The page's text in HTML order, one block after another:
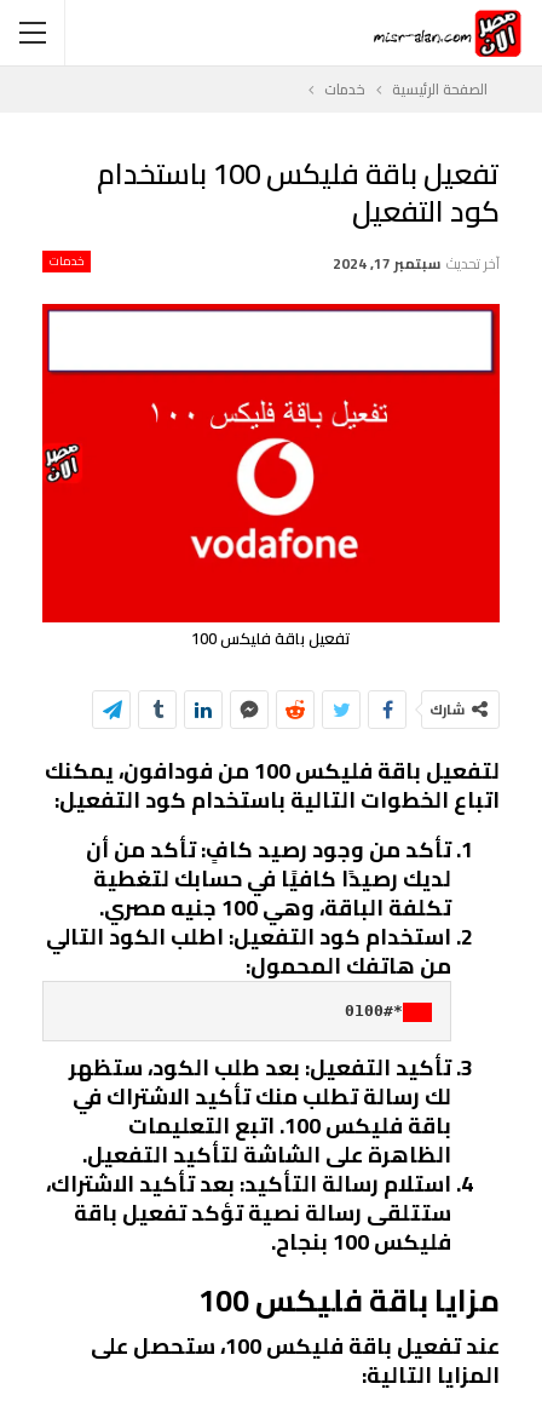
الصفحة الرئيسية خدمات
تفعيل باقة فليكس 100 باستخدام
كود التفعيل
خدمات آخر تحديث سبتمبر 17, 2024
تفعيل باقة فليكس 100
شارك
لتفعيل باقة فليكس 100 من فودافون، يمكنك
اتباع الخطوات التالية باستخدام كود التفعيل:
تأكد من وجود رصيد كافٍ: تأكد من أن
لديك رصيدًا كافيًا في حسابك لتغطية
تكلفة الباقة، وهي 100 جنيه مصري.
استخدام كود التفعيل: اطلب الكود التالي
من هاتفك المحمول:
*0100#
تأكيد التفعيل: بعد طلب الكود، ستظهر
لك رسالة تطلب منك تأكيد الاشتراك في
باقة فليكس 100. اتبع التعليمات
الظاهرة على الشاشة لتأكيد التفعيل.
استلام رسالة التأكيد: بعد تأكيد الاشتراك،
ستتلقى رسالة نصية تؤكد تفعيل باقة
فليكس 100 بنجاح.
مزايا باقة فليكس 100
عند تفعيل باقة فليكس 100، ستحصل على
المزايا التالية: